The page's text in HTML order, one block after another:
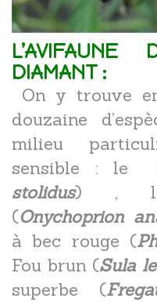
DIAMANT :
On y trouve
douzaine
milieu
sensible : le
stolidus) , la
(Onychoprion
à bec rouge (
Fou brun (Sula
superbe (